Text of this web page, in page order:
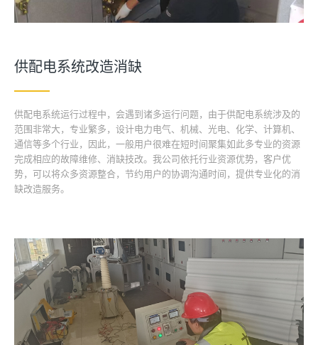
供配电系统改造消缺
供配电系统运行过程中，会遇到诸多运行问题，由于供配电系统涉及的
范围非常大，专业繁多，设计电力电气、机械、光电、化学、计算机、
通信等多个行业，因此，一般用户很难在短时间聚集如此多专业的资源
完成相应的故障维修、消缺技改。我公司依托行业资源优势，客户优
势，可以将众多资源整合，节约用户的协调沟通时间，提供专业化的消
缺改造服务。